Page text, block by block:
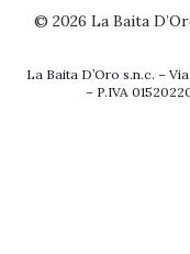
© 2026 La Baita
La Baita D’Oro s.n.c. –
– P.IVA